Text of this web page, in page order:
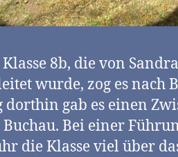
8b, die von
wurde, zog es nach
dorthin gab es einen
Buchau. Bei einer
die Klasse viel über